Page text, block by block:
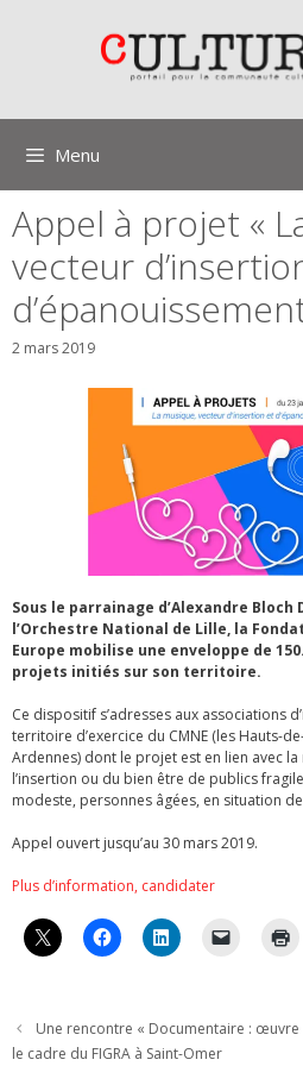
Menu
Appel à projet «
vecteur
2 mars 2019
Sous le parrainage d’Alexandre
l’Orchestre National de Lille, la
Europe mobilise une enveloppe de
projets initiés sur son territoire.
Ce dispositif s’adresses aux associations
territoire d’exercice du CMNE (les Hauts-
Ardennes) dont le projet est en lien avec
l’insertion ou du bien être de publics
modeste, personnes âgées, en situation
Appel ouvert jusqu’au 30 mars 2019.
Plus d’information, candidater
Une rencontre « Documentaire :
le cadre du FIGRA à Saint-Omer